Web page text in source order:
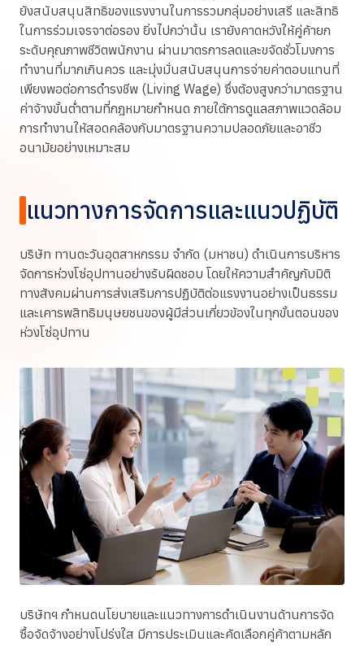
ยังสนับสนุนสิทธิของแรงงานในการรวมกลุ่มอย่างเสรี และสิทธิ
ในการร่วมเจรจาต่อรอง ยิ่งไปกว่านั้น เรายังคาดหวังให้คู่ค้ายก
ระดับคุณภาพชีวิตพนักงาน ผ่านมาตรการลดและขจัดชั่วโมงการ
ทำงานที่มากเกินควร และมุ่งมั่นสนับสนุนการจ่ายค่าตอบแทนที่
เพียงพอต่อการดำรงชีพ (Living Wage) ซึ่งต้องสูงกว่ามาตรฐาน
ค่าจ้างขั้นต่ำตามที่กฎหมายกำหนด ภายใต้การดูแลสภาพแวดล้อม
การทำงานให้สอดคล้องกับมาตรฐานความปลอดภัยและอาชีว
อนามัยอย่างเหมาะสม
แนวทางการจัดการและแนวปฏิบัติ
บริษัท ทานตะวันอุตสาหกรรม จำกัด (มหาชน) ดำเนินการบริหาร
จัดการห่วงโซ่อุปทานอย่างรับผิดชอบ โดยให้ความสำคัญกับมิติ
ทางสังคมผ่านการส่งเสริมการปฏิบัติต่อแรงงานอย่างเป็นธรรม
และเคารพสิทธิมนุษยชนของผู้มีส่วนเกี่ยวข้องในทุกขั้นตอนของ
ห่วงโซ่อุปทาน
บริษัทฯ กำหนดนโยบายและแนวทางการดำเนินงานด้านการจัด
ซื้อจัดจ้างอย่างโปร่งใส มีการประเมินและคัดเลือกคู่ค้าตามหลัก